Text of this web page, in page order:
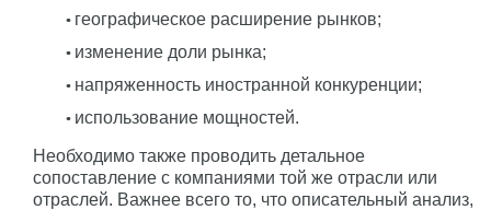
географическое расширение рынков;
изменение доли рынка;
напряженность иностранной конкуренции;
использование мощностей.
Необходимо также проводить детальное
сопоставление с компаниями той же отрасли или
отраслей. Важнее всего то, что описательный анализ,